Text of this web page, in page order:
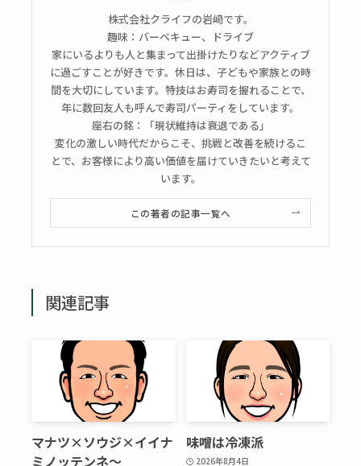
株式会社クライフの岩﨑です。
趣味：バーベキュー、ドライブ
家にいるよりも人と集まって出掛けたりなどアクティブ
に過ごすことが好きです。休日は、子どもや家族との時
間を大切にしています。特技はお寿司を握れることで、
年に数回友人も呼んで寿司パーティをしています。
座右の銘：「現状維持は衰退である」
変化の激しい時代だからこそ、挑戦と改善を続けるこ
とで、お客様により高い価値を届けていきたいと考えて
います。
この著者の記事一覧へ
関連記事
マナツ×ソウジ×イイナ
ミノッテンネ～
味噌は冷凍派
2026年8月4日